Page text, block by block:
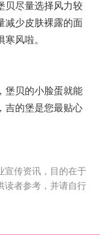
贝尽量选择风力较
减少皮肤裸露的面
风啦。
堡贝的小脸蛋就能
吉的堡是您最贴心
宣传资讯，目的在于
读者参考，并请自行